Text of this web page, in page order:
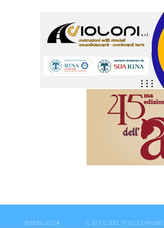
PUBBLICITÀ IL SITO DEL TUO COMUNE